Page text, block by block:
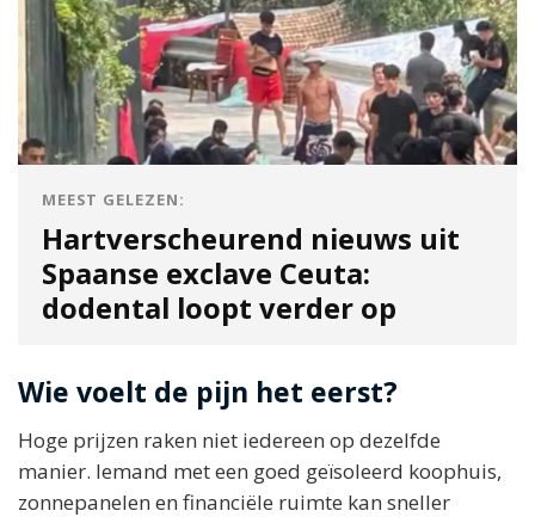
MEEST GELEZEN:
Hartverscheurend nieuws uit
Spaanse exclave Ceuta:
dodental loopt verder op
Wie voelt de pijn het eerst?
Hoge prijzen raken niet iedereen op dezelfde
manier. Iemand met een goed geïsoleerd koophuis,
zonnepanelen en financiële ruimte kan sneller